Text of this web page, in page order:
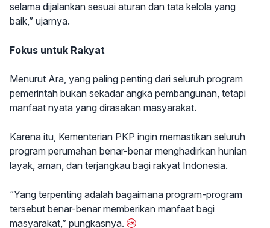
selama dijalankan sesuai aturan dan tata kelola yang
baik,” ujarnya.
Fokus untuk Rakyat
Menurut Ara, yang paling penting dari seluruh program
pemerintah bukan sekadar angka pembangunan, tetapi
manfaat nyata yang dirasakan masyarakat.
Karena itu, Kementerian PKP ingin memastikan seluruh
program perumahan benar-benar menghadirkan hunian
layak, aman, dan terjangkau bagi rakyat Indonesia.
“Yang terpenting adalah bagaimana program-program
tersebut benar-benar memberikan manfaat bagi
masyarakat,” pungkasnya.